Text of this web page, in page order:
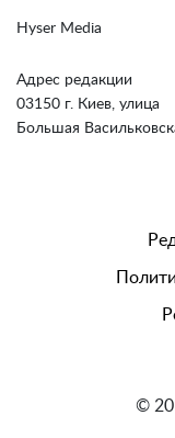
Hyser Media
Адрес редакции
03150 г. Киев, улица
Большая
©